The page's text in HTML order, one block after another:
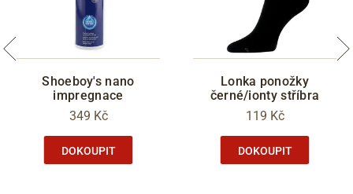
Shoeboy's nano
impregnace
349 Kč
DOKOUPIT
Lonka ponožky
černé/ionty stříbra
119 Kč
DOKOUPIT